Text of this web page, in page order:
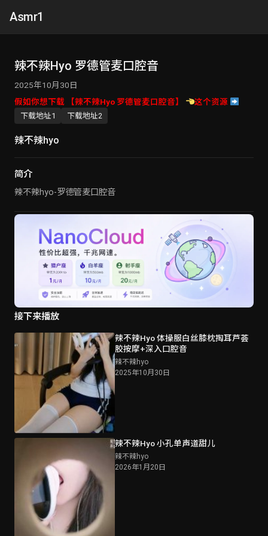
Asmr1
辣不辣Hyo 罗德管麦口腔音
2025年10月30日
假如你想下载 【辣不辣Hyo 罗德管麦口腔音】
这个资源
下载地址1 下载地址2
辣不辣hyo
简介
辣不辣hyo-罗德管麦口腔音
接下来播放
辣不辣Hyo 体操服白丝膝枕掏耳芦荟
胶按摩+深入口腔音
辣不辣hyo
2025年10月30日
辣不辣Hyo 小孔单声道甜儿
辣不辣hyo
2026年1月20日